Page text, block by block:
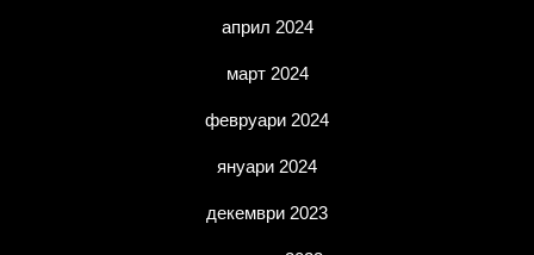
април 2024
март 2024
февруари 2024
януари 2024
декември 2023